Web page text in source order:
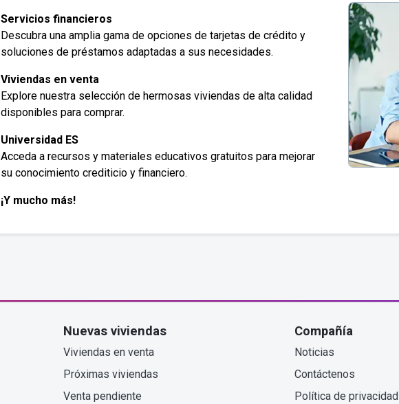
Servicios financieros
Descubra una amplia gama de opciones de tarjetas de crédito y
soluciones de préstamos adaptadas a sus necesidades.
Viviendas en venta
Explore nuestra selección de hermosas viviendas de alta calidad
disponibles para comprar.
Universidad ES
Acceda a recursos y materiales educativos gratuitos para mejorar
su conocimiento crediticio y financiero.
¡Y mucho más!
Nuevas viviendas
Viviendas en venta
Próximas viviendas
Venta pendiente
Compañía
Noticias
Contáctenos
Política de privacidad